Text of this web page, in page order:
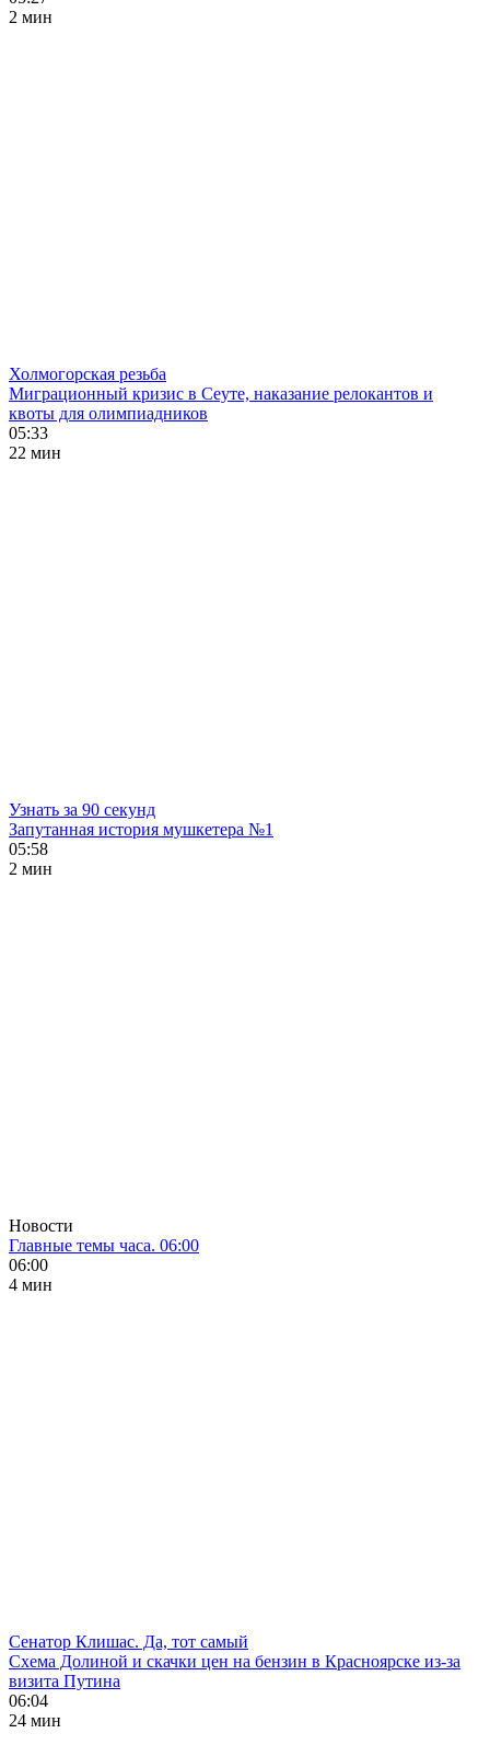
2 мин
Холмогорская резьба
Миграционный кризис в Сеуте, наказание релокантов и
квоты для олимпиадников
05:33
22 мин
Узнать за 90 секунд
Запутанная история мушкетера №1
05:58
2 мин
Новости
Главные темы часа. 06:00
06:00
4 мин
Сенатор Клишас. Да, тот самый
Схема Долиной и скачки цен на бензин в Красноярске из-за
визита Путина
06:04
24 мин